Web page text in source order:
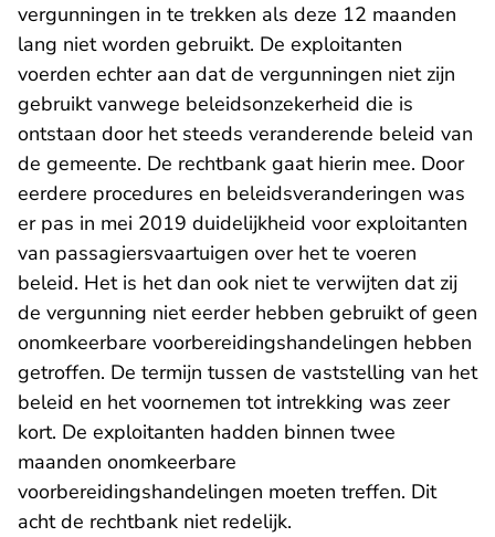
vergunningen in te trekken als deze 12 maanden
lang niet worden gebruikt. De exploitanten
voerden echter aan dat de vergunningen niet zijn
gebruikt vanwege beleidsonzekerheid die is
ontstaan door het steeds veranderende beleid van
de gemeente. De rechtbank gaat hierin mee. Door
eerdere procedures en beleidsveranderingen was
er pas in mei 2019 duidelijkheid voor exploitanten
van passagiersvaartuigen over het te voeren
beleid. Het is het dan ook niet te verwijten dat zij
de vergunning niet eerder hebben gebruikt of geen
onomkeerbare voorbereidingshandelingen hebben
getroffen. De termijn tussen de vaststelling van het
beleid en het voornemen tot intrekking was zeer
kort. De exploitanten hadden binnen twee
maanden onomkeerbare
voorbereidingshandelingen moeten treffen. Dit
acht de rechtbank niet redelijk.